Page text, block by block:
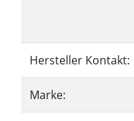
Hersteller Kontakt:
Marke: